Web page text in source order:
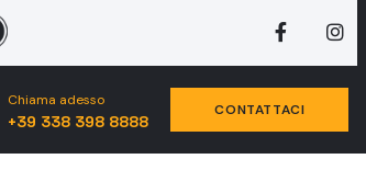
Chiama adesso
+39 338 398 8888
CONTATTACI